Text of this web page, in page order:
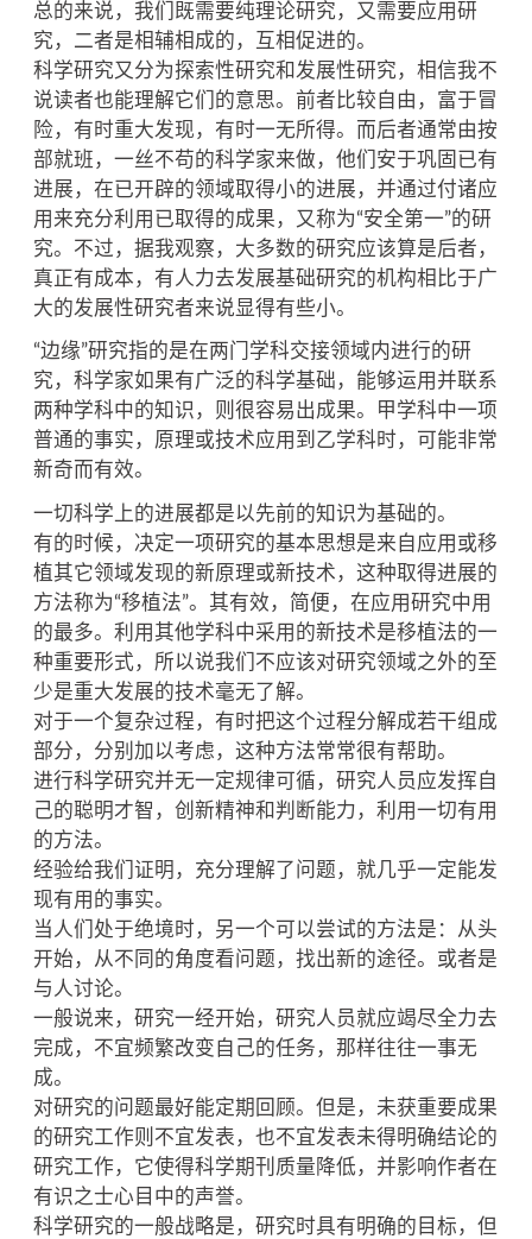
总的来说，我们既需要纯理论研究，又需要应用研
究，二者是相辅相成的，互相促进的。
科学研究又分为探索性研究和发展性研究，相信我不
说读者也能理解它们的意思。前者比较自由，富于冒
险，有时重大发现，有时一无所得。而后者通常由按
部就班，一丝不苟的科学家来做，他们安于巩固已有
进展，在已开辟的领域取得小的进展，并通过付诸应
用来充分利用已取得的成果，又称为“安全第一”的研
究。不过，据我观察，大多数的研究应该算是后者，
真正有成本，有人力去发展基础研究的机构相比于广
大的发展性研究者来说显得有些小。
“边缘”研究指的是在两门学科交接领域内进行的研
究，科学家如果有广泛的科学基础，能够运用并联系
两种学科中的知识，则很容易出成果。甲学科中一项
普通的事实，原理或技术应用到乙学科时，可能非常
新奇而有效。
一切科学上的进展都是以先前的知识为基础的。
有的时候，决定一项研究的基本思想是来自应用或移
植其它领域发现的新原理或新技术，这种取得进展的
方法称为“移植法”。其有效，简便，在应用研究中用
的最多。利用其他学科中采用的新技术是移植法的一
种重要形式，所以说我们不应该对研究领域之外的至
少是重大发展的技术毫无了解。
对于一个复杂过程，有时把这个过程分解成若干组成
部分，分别加以考虑，这种方法常常很有帮助。
进行科学研究并无一定规律可循，研究人员应发挥自
己的聪明才智，创新精神和判断能力，利用一切有用
的方法。
经验给我们证明，充分理解了问题，就几乎一定能发
现有用的事实。
当人们处于绝境时，另一个可以尝试的方法是：从头
开始，从不同的角度看问题，找出新的途径。或者是
与人讨论。
一般说来，研究一经开始，研究人员就应竭尽全力去
完成，不宜频繁改变自己的任务，那样往往一事无
成。
对研究的问题最好能定期回顾。但是，未获重要成果
的研究工作则不宜发表，也不宜发表未得明确结论的
研究工作，它使得科学期刊质量降低，并影响作者在
有识之士心目中的声誉。
科学研究的一般战略是，研究时具有明确的目标，但